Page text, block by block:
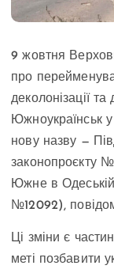
9 жовтня
про
деколонізації та
Южноукраїнськ
нову назву —
законопроєкту
Южне в Одеській
№12092),
Ці зміни є
меті позбавити